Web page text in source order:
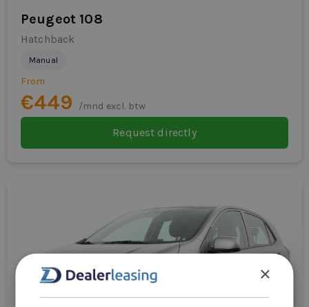
Peugeot 108
Hatchback
Manual
From
€449 /mnd excl. btw
Request directly
×